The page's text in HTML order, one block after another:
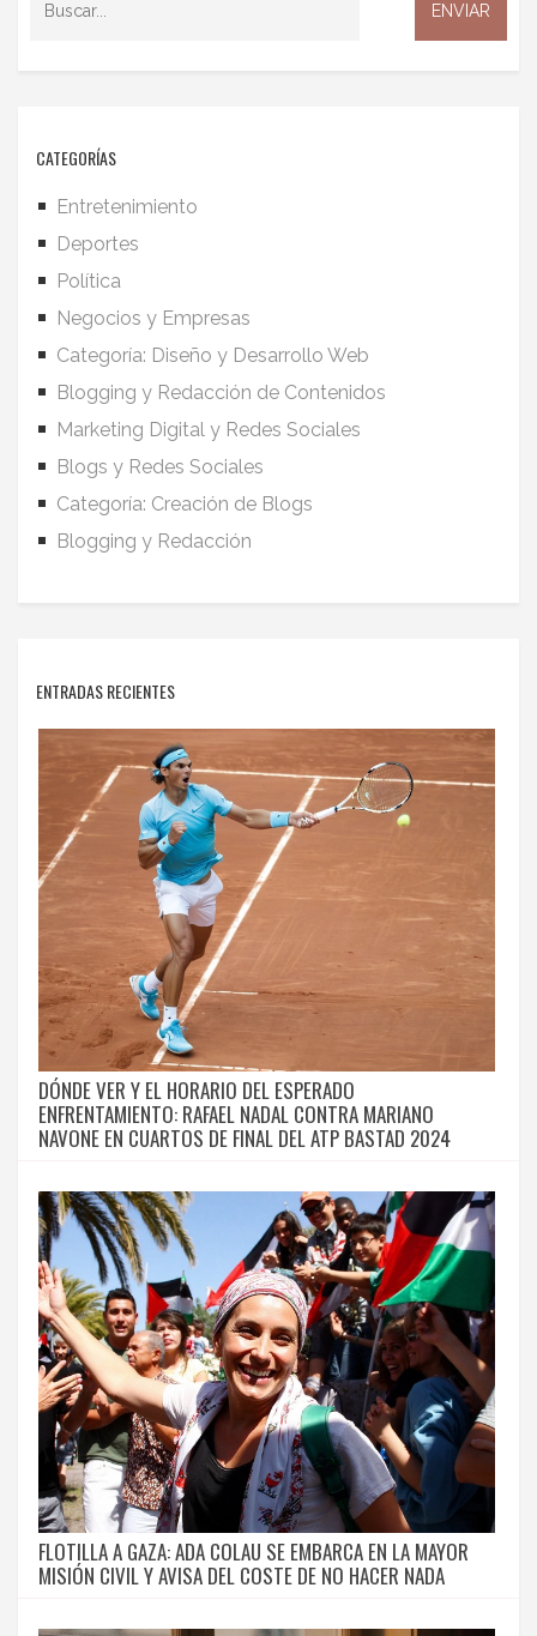
CATEGORÍAS
Entretenimiento
Deportes
Política
Negocios y Empresas
Categoría: Diseño y Desarrollo Web
Blogging y Redacción de Contenidos
Marketing Digital y Redes Sociales
Blogs y Redes Sociales
Categoría: Creación de Blogs
Blogging y Redacción
ENTRADAS RECIENTES
DÓNDE VER Y EL HORARIO DEL ESPERADO
ENFRENTAMIENTO: RAFAEL NADAL CONTRA MARIANO
NAVONE EN CUARTOS DE FINAL DEL ATP BASTAD 2024
FLOTILLA A GAZA: ADA COLAU SE EMBARCA EN LA MAYOR
MISIÓN CIVIL Y AVISA DEL COSTE DE NO HACER NADA